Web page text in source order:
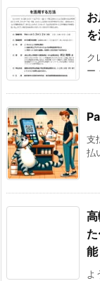
ク
ー
支
払
能
よ